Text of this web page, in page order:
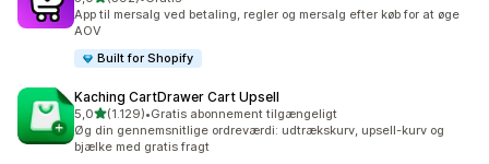
592 anmeldelser i alt
App til mersalg ved betaling, regler og mersalg efter køb for at øge
AOV
Built for Shopify
Kaching CartDrawer Cart Upsell
5,0ud af 5 stjerner
(1.129)
1129 anmeldelser i alt
•Gratis abonnement tilgængeligt
Øg din gennemsnitlige ordreværdi: udtrækskurv, upsell-kurv og
bjælke med gratis fragt